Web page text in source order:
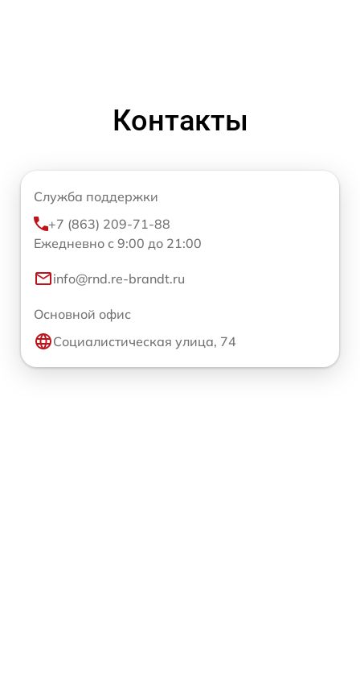
Контакты
Служба поддержки
+7 (863) 209-71-88
Ежедневно с 9:00 до 21:00
info@rnd.re-brandt.ru
Основной офис
Социалистическая улица, 74